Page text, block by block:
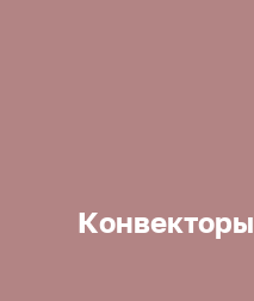
Конвекторы